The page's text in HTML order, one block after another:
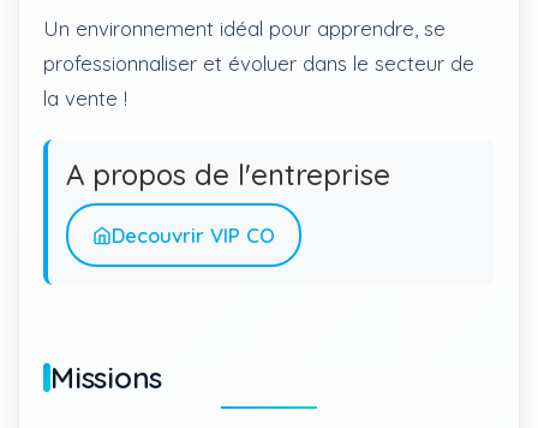
Un environnement idéal pour apprendre, se
professionnaliser et évoluer dans le secteur de
la vente !
A propos de l'entreprise
Decouvrir VIP CO
Missions